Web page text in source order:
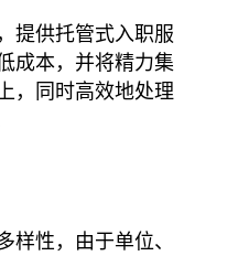
提供托管式入职服
成本，并将精力集
，同时高效地处理
样性，由于单位、